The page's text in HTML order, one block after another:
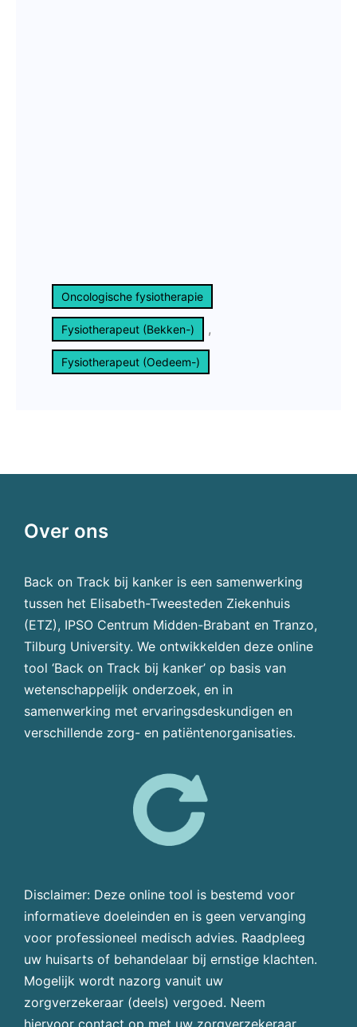
Oncologische fysiotherapie
Fysiotherapeut (Bekken-) ,
Fysiotherapeut (Oedeem-)
Over ons
Back on Track bij kanker is een samenwerking
tussen het Elisabeth-Tweesteden Ziekenhuis
(ETZ), IPSO Centrum Midden-Brabant en Tranzo,
Tilburg University. We ontwikkelden deze online
tool ‘Back on Track bij kanker’ op basis van
wetenschappelijk onderzoek, en in
samenwerking met ervaringsdeskundigen en
verschillende zorg- en patiëntenorganisaties.
Disclaimer: Deze online tool is bestemd voor
informatieve doeleinden en is geen vervanging
voor professioneel medisch advies. Raadpleeg
uw huisarts of behandelaar bij ernstige klachten.
Mogelijk wordt nazorg vanuit uw
zorgverzekeraar (deels) vergoed. Neem
hiervoor contact op met uw zorgverzekeraar.